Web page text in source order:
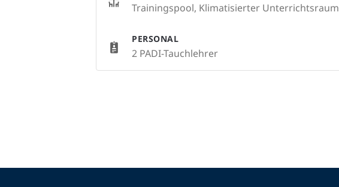
Trainingspool, Klimatisierter Unterrichtsraum
PERSONAL
2 PADI-Tauchlehrer